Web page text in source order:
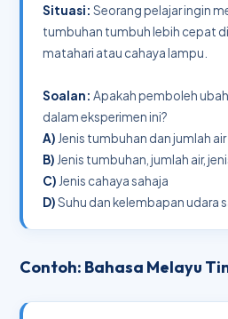
Situasi: Seorang pelajar ingin
tumbuhan tumbuh lebih cepat
matahari atau cahaya lampu.
Soalan: Apakah pemboleh
dalam eksperimen ini?
A) Jenis tumbuhan dan jumlah
B) Jenis tumbuhan, jumlah air,
C) Jenis cahaya sahaja
D)Suhu dan kelembapan udara
Contoh: Bahasa Melayu